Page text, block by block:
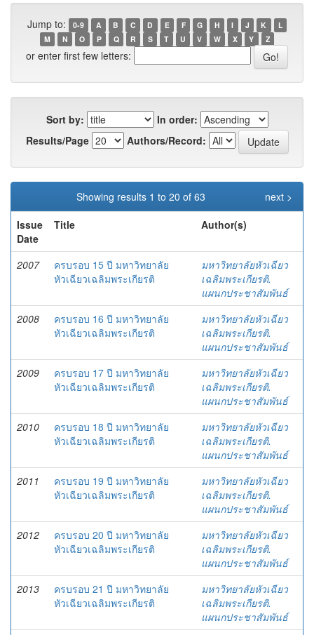
Jump to: 0-9 A B C D E F G H I J K
L
M
N O P Q R S T U V W X Y Z
or enter first few letters:
Sort by:
In order:
Results/Page
Authors/Record:
Showing results 1 to 20 of 63
next >
Issue
Date
Title Author(s)
2007
ครบรอบ 15 ปี มหาวิทยาลัย
หัวเฉียวเฉลิมพระเกียรติ
มหาวิทยาลัยหัวเฉียว
เฉลิมพระเกียรติ.
แผนกประชาสัมพันธ์
2008
ครบรอบ 16 ปี มหาวิทยาลัย
หัวเฉียวเฉลิมพระเกียรติ
มหาวิทยาลัยหัวเฉียว
เฉลิมพระเกียรติ.
แผนกประชาสัมพันธ์
2009
ครบรอบ 17 ปี มหาวิทยาลัย
หัวเฉียวเฉลิมพระเกียรติ
มหาวิทยาลัยหัวเฉียว
เฉลิมพระเกียรติ.
แผนกประชาสัมพันธ์
2010
ครบรอบ 18 ปี มหาวิทยาลัย
หัวเฉียวเฉลิมพระเกียรติ
มหาวิทยาลัยหัวเฉียว
เฉลิมพระเกียรติ.
แผนกประชาสัมพันธ์
2011
ครบรอบ 19 ปี มหาวิทยาลัย
หัวเฉียวเฉลิมพระเกียรติ
มหาวิทยาลัยหัวเฉียว
เฉลิมพระเกียรติ.
แผนกประชาสัมพันธ์
2012
ครบรอบ 20 ปี มหาวิทยาลัย
หัวเฉียวเฉลิมพระเกียรติ
มหาวิทยาลัยหัวเฉียว
เฉลิมพระเกียรติ.
แผนกประชาสัมพันธ์
2013
ครบรอบ 21 ปี มหาวิทยาลัย
หัวเฉียวเฉลิมพระเกียรติ
มหาวิทยาลัยหัวเฉียว
เฉลิมพระเกียรติ.
แผนกประชาสัมพันธ์